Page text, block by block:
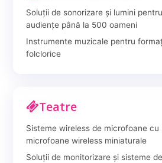
Soluții de sonorizare și lumini
audiențe până la 500 oameni
Instrumente muzicale pentru
folclorice
Teatre
Sisteme wireless de microfoane cu
microfoane wireless miniaturale
Soluții de monitorizare și sisteme